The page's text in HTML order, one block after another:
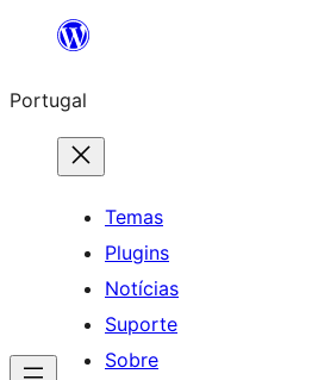
Saltar
o
conteúdo
Portugal
Temas
Plugins
Notícias
Suporte
Sobre